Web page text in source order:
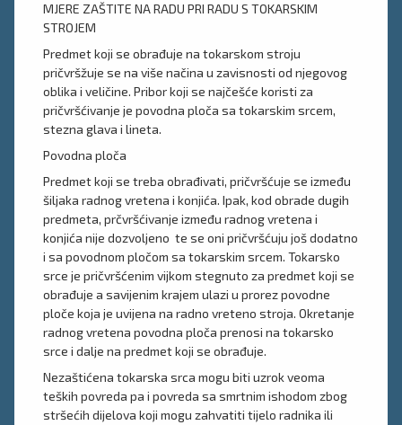
MJERE ZAŠTITE NA RADU PRI RADU S TOKARSKIM
STROJEM
Predmet koji se obrađuje na tokarskom stroju
pričvršžuje se na više načina u zavisnosti od njegovog
oblika i veličine. Pribor koji se najčešće koristi za
pričvršćivanje je povodna ploča sa tokarskim srcem,
stezna glava i lineta.
Povodna ploča
Predmet koji se treba obrađivati, pričvršćuje se između
šiljaka radnog vretena i konjića. Ipak, kod obrade dugih
predmeta, prčvršćivanje između radnog vretena i
konjića nije dozvoljeno te se oni pričvršćuju još dodatno
i sa povodnom pločom sa tokarskim srcem. Tokarsko
srce je pričvršćenim vijkom stegnuto za predmet koji se
obrađuje a savijenim krajem ulazi u prorez povodne
ploče koja je uvijena na radno vreteno stroja. Okretanje
radnog vretena povodna ploča prenosi na tokarsko
srce i dalje na predmet koji se obrađuje.
Nezaštićena tokarska srca mogu biti uzrok veoma
teških povreda pa i povreda sa smrtnim ishodom zbog
stršećih dijelova koji mogu zahvatiti tijelo radnika ili